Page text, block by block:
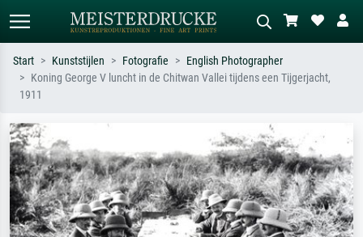
Monet, Sterrennacht, impressionisme,
Hokusai-golf, naakt.
weide, abstract met veel rood, donker
olieverfschilderij, staand naakt naast
een boom.
Start Kunststijlen Fotografie
English Photographer
Koning George V luncht in de Chitwan Vallei tijdens een Tijgerjacht,
1911